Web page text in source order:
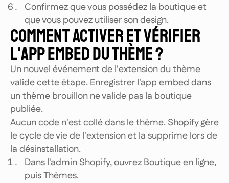
Confirmez que vous possédez la boutique et
que vous pouvez utiliser son design.
COMMENT ACTIVER ET VÉRIFIER
L'APP EMBED DU THÈME ?
Un nouvel événement de l'extension du thème
valide cette étape. Enregistrer l'app embed dans
un thème brouillon ne valide pas la boutique
publiée.
Aucun code n'est collé dans le thème. Shopify gère
le cycle de vie de l'extension et la supprime lors de
la désinstallation.
Dans l'admin Shopify, ouvrez Boutique en ligne,
puis Thèmes.